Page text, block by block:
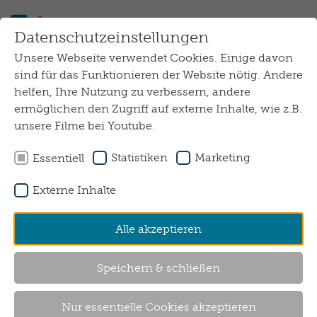
Datenschutzeinstellungen
Unsere Webseite verwendet Cookies. Einige davon
sind für das Funktionieren der Website nötig. Andere
helfen, Ihre Nutzung zu verbessern, andere
ermöglichen den Zugriff auf externe Inhalte, wie z.B.
unsere Filme bei Youtube.
Essentiell Statistiken Marketing
Externe Inhalte
Alle akzeptieren
Speichern & schließen
Nur essentielle Cookies akzeptieren
4. April 2024